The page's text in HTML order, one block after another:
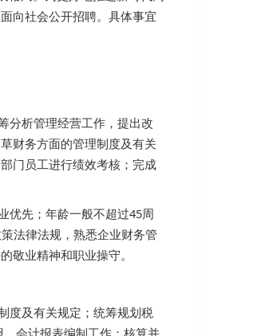
向社会公开招聘。具体事宜
分析管理经营工作，提出改
财务方面的管理制度及有关
门员工进行绩效考核；完成
优先；年龄一般不超过45周
法律法规，熟悉企业财务管
敬业精神和职业操守。
度及有关规定；统筹规划税